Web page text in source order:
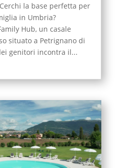
la base perfetta per
in Umbria?
Hub, un casale
situato a Petrignano di
genitori incontra il...